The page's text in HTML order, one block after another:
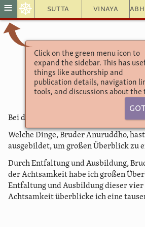
Sutta Vinaya
≡ ☸
Click on the green menu icon to
expand the sidebar. This has
things like authorship and
publication details, navigation
tools, and discussions about the
Saṃyutta Nikaya
Pfeiler der
28. Die
Bei der gleichen Gelegenheit fragte
Welche Dinge, Bruder Anuruddho,
ausgebildet, um großen Überblick zu
Durch Entfaltung und Ausbildung,
der Achtsamkeit habe ich großen
Entfaltung und Ausbildung dieser
Achtsamkeit überblicke ich eine